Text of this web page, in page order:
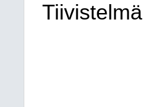
Tiivistelmä